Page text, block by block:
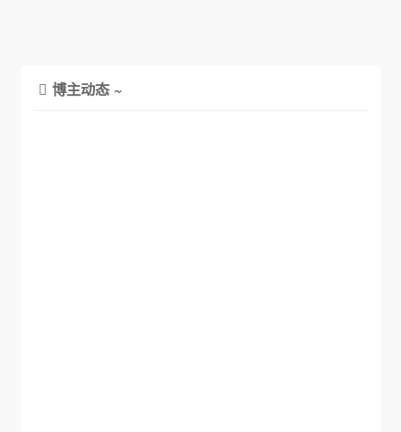
 博主动态 ~